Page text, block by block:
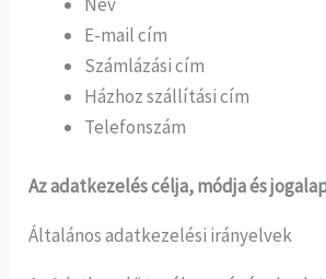
E-mail cím
Számlázási cím
Házhoz szállítási cím
Telefonszám
Az adatkezelés célja, módja és
Általános adatkezelési irányelvek